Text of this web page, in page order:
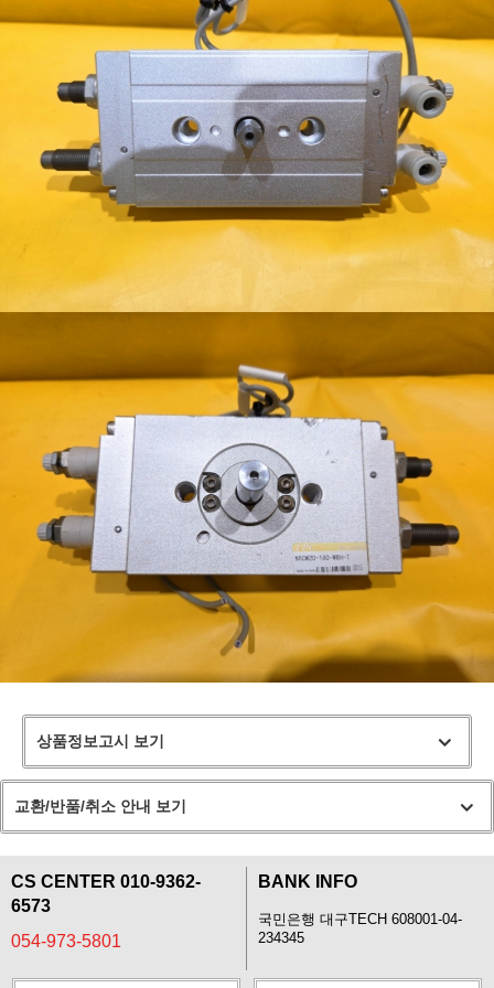
상품정보고시 보기
교환/반품/취소 안내 보기
CS CENTER 010-9362-
6573
054-973-5801
BANK INFO
국민은행 대구TECH 608001-04-
234345